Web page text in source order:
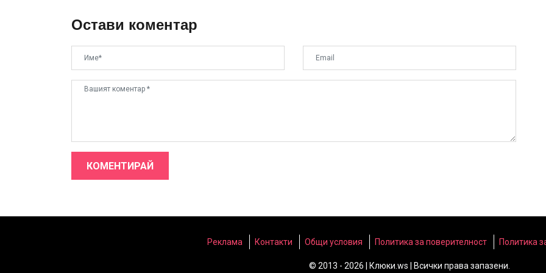
Остави коментар
КОМЕНТИРАЙ
Реклама Контакти Общи условия Политика за поверителност Политика
© 2013 - 2026 | Клюки.ws | Всички права запазени.